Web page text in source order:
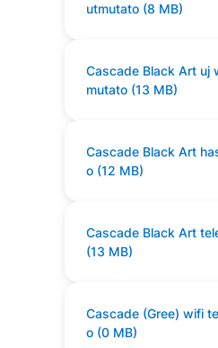
utmutato (8 MB)
Cascade Black Art uj
mutato (13 MB)
Cascade Black Art
o (12 MB)
Cascade Black Art
(13 MB)
Cascade (Gree) wifi
o (0 MB)